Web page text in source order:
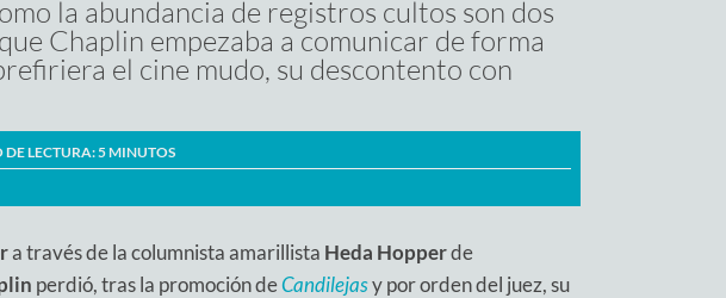
la abundancia de registros cultos son dos
Chaplin empezaba a comunicar de forma
el cine mudo, su descontento con
DE LECTURA:5MINUTOS
a través de la columnista amarillista Heda Hopperde
perdió, tras la promoción deCandilejasy por orden del juez, su